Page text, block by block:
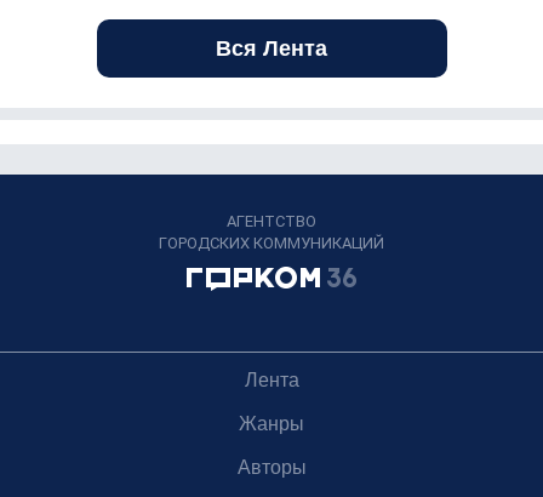
Вся Лента
АГЕНТСТВО
ГОРОДСКИХ КОММУНИКАЦИЙ
Лента
Жанры
Авторы